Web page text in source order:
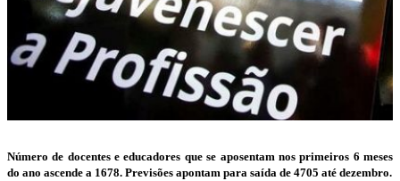
Número de docentes e educadores que se aposentam nos primeiros 6 meses
do ano ascende a 1678. Previsões apontam para saída de 4705 até dezembro.